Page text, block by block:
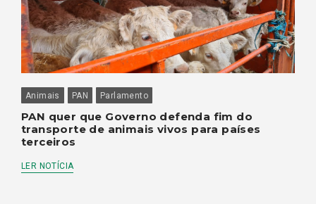
Animais PAN Parlamento
PAN quer que Governo defenda fim do
transporte de animais vivos para países
terceiros
LER NOTÍCIA